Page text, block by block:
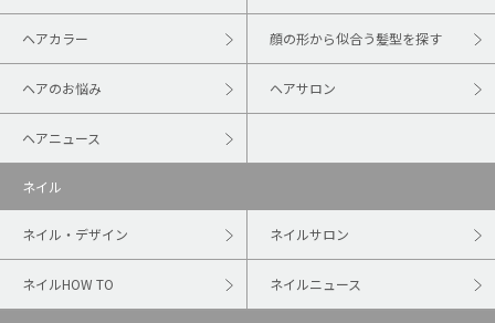
ヘアカラー 顔の形から似合う髪型を探す
ヘアのお悩み ヘアサロン
ヘアニュース
ネイル
ネイル・デザイン ネイルサロン
ネイルHOW TO ネイルニュース